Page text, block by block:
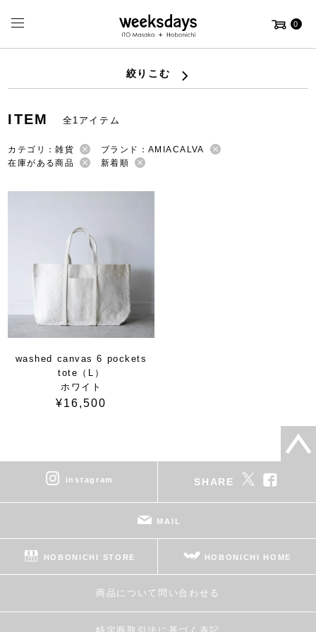
0
絞りこむ
ITEM 全1アイテム
カテゴリ：雑貨
ブランド：AMIACALVA
在庫がある商品
新着順
washed canvas 6 pockets
tote（L）
ホワイト
¥16,500
instagram SHARE
MAIL
HOBONICHI STORE HOBONICHI HOME
商品について問い合わせる